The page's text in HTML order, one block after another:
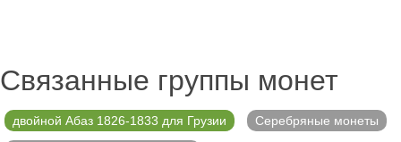
Связанные группы монет
двойной Абаз 1826-1833 для Грузии Серебряные монеты